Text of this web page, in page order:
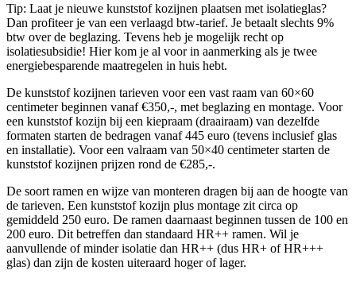
Tip: Laat je nieuwe kunststof kozijnen plaatsen met isolatieglas?
Dan profiteer je van een verlaagd btw-tarief. Je betaalt slechts 9%
btw over de beglazing. Tevens heb je mogelijk recht op
isolatiesubsidie! Hier kom je al voor in aanmerking als je twee
energiebesparende maatregelen in huis hebt.
De kunststof kozijnen tarieven voor een vast raam van 60×60
centimeter beginnen vanaf €350,-, met beglazing en montage. Voor
een kunststof kozijn bij een kiepraam (draairaam) van dezelfde
formaten starten de bedragen vanaf 445 euro (tevens inclusief glas
en installatie). Voor een valraam van 50×40 centimeter starten de
kunststof kozijnen prijzen rond de €285,-.
De soort ramen en wijze van monteren dragen bij aan de hoogte van
de tarieven. Een kunststof kozijn plus montage zit circa op
gemiddeld 250 euro. De ramen daarnaast beginnen tussen de 100 en
200 euro. Dit betreffen dan standaard HR++ ramen. Wil je
aanvullende of minder isolatie dan HR++ (dus HR+ of HR+++
glas) dan zijn de kosten uiteraard hoger of lager.